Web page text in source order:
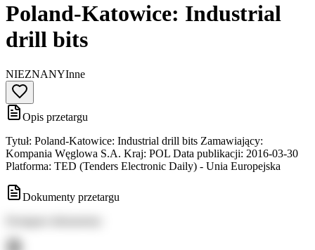
Poland-Katowice: Industrial
drill bits
NIEZNANYInne
Opis przetargu
Tytuł: Poland-Katowice: Industrial drill bits Zamawiający:
Kompania Węglowa S.A. Kraj: POL Data publikacji: 2016-03-30
Platforma: TED (Tenders Electronic Daily) - Unia Europejska
Dokumenty przetargu